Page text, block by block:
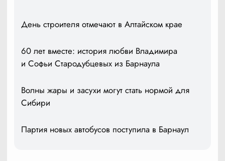
День строителя отмечают в Алтайском крае
60 лет вместе: история любви Владимира
и Софьи Стародубцевых из Барнаула
Волны жары и засухи могут стать нормой для
Сибири
Партия новых автобусов поступила в Барнаул